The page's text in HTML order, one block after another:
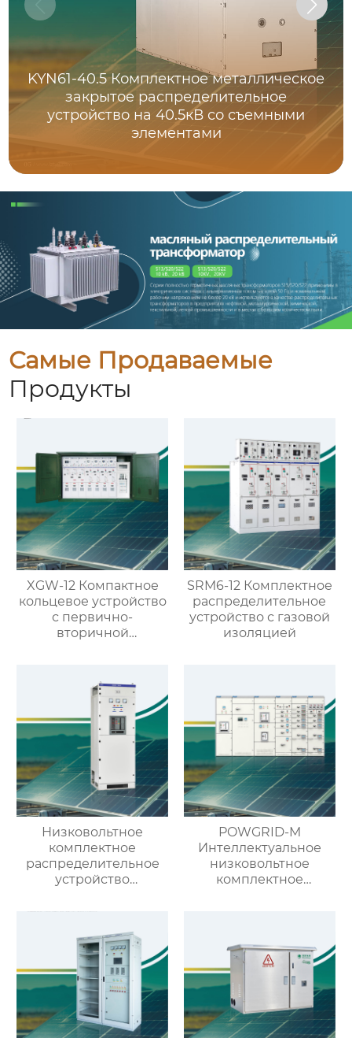
KYN61-40.5 Комплектное металлическое
закрытое распределительное
устройство на 40.5кВ со съемными
элементами
Самые Продаваемые
Продукты
XGW-12 Компактное
кольцевое устройство
с первично-
вторичной
SRM6-12 Комплектное
распределительное
устройство с газовой
изоляцией
Низковольтное
комплектное
распределительное
устройство
POWGRID-M
Интеллектуальное
низковольтное
комплектное